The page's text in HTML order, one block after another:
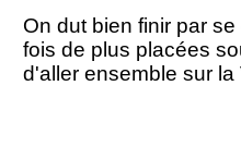
On dut bien finir par
fois de plus placées
d'aller ensemble sur la